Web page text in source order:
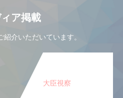
ィア掲載
介いただいています。
大臣視察